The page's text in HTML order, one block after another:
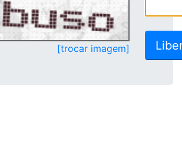
[trocar imagem]